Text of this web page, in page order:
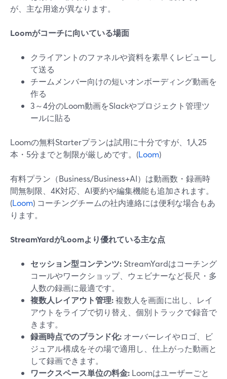
が、主な用途が異なります。
Loomがコーチに向いている場面
クライアントのファネルや資料を素早くレビューし
て送る
チームメンバー向けの短いオンボーディング動画を
作る
3～4分のLoom動画をSlackやプロジェクト管理ツ
ールに貼る
Loomの無料Starterプランは試用に十分ですが、1人25
本・5分までと制限が厳しめです。(Loom)
有料プラン（Business/Business+AI）は動画数・録画時
間無制限、4K対応、AI要約や編集機能も追加されます。
(Loom) コーチングチームの社内連絡には便利な場合もあ
ります。
StreamYardがLoomより優れている主な点
セッション型コンテンツ: StreamYardはコーチング
コールやワークショップ、ウェビナーなど長尺・多
人数の録画に最適です。
複数人レイアウト管理:複数人を画面に出し、レイ
アウトをライブで切り替え、個別トラックで録音で
きます。
録画時点でのブランド化: オーバーレイやロゴ、ビ
ジュアル構成をその場で適用し、仕上がった動画と
して録画できます。
ワークスペース単位の料金: Loomはユーザーごと